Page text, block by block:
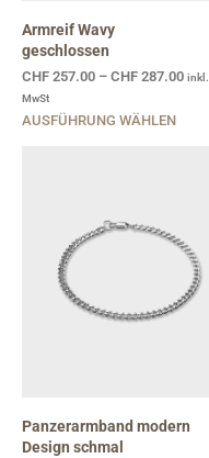
Armreif Wavy
geschlossen
CHF 257.00 – CHF 287.00 inkl.
MwSt
AUSFÜHRUNG WÄHLEN
Panzerarmband modern
Design schmal